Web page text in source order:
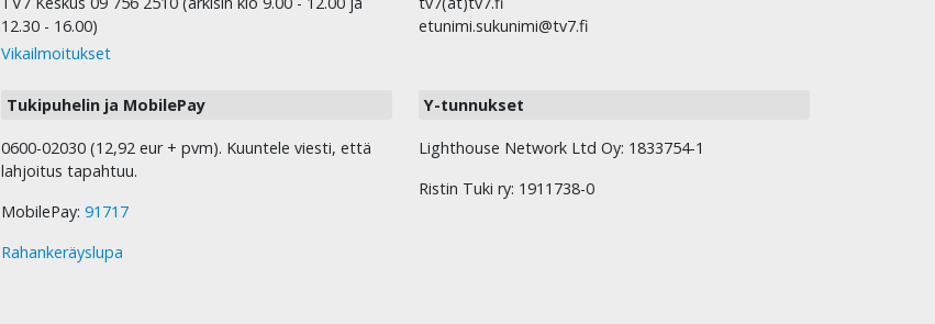
12.30 - 16.00)
Vikailmoitukset
etunimi.sukunimi@tv7.fi
Tukipuhelin ja MobilePay
0600-02030 (12,92 eur + pvm). Kuuntele viesti, että
lahjoitus tapahtuu.
MobilePay: 91717
Rahankeräyslupa
Y-tunnukset
Lighthouse Network Ltd Oy: 1833754-1
Ristin Tuki ry: 1911738-0